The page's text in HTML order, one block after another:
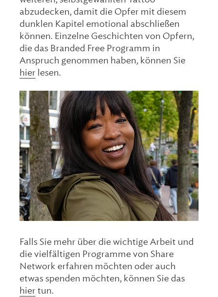
abzudecken, damit die Opfer mit diesem
dunklen Kapitel emotional abschließen
können. Einzelne Geschichten von Opfern,
die das Branded Free Programm in
Anspruch genommen haben, können Sie
hier lesen.
Falls Sie mehr über die wichtige Arbeit und
die vielfältigen Programme von Share
Network erfahren möchten oder auch
etwas spenden möchten, können Sie das
hiertun.